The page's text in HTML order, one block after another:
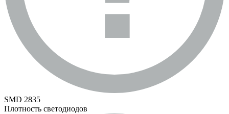
SMD 2835
Плотность светодиодов